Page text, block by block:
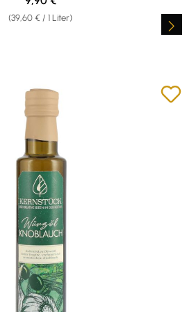
(39,60 € / 1 Liter)